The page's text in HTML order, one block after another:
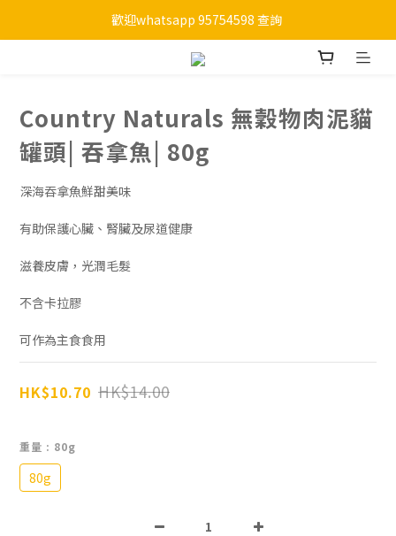
購物滿HKD 450 免運費
歡迎whatsapp 95754598 查詢
購物滿HKD 450 免運費
Country Naturals 無穀物肉泥貓
罐頭| 吞拿魚| 80g
深海吞拿魚鮮甜美味
有助保護心臟、腎臟及尿道健康
滋養皮膚，光潤毛髮
不含卡拉膠
可作為主食食用
HK$10.70 HK$14.00
重量 : 80g
80g